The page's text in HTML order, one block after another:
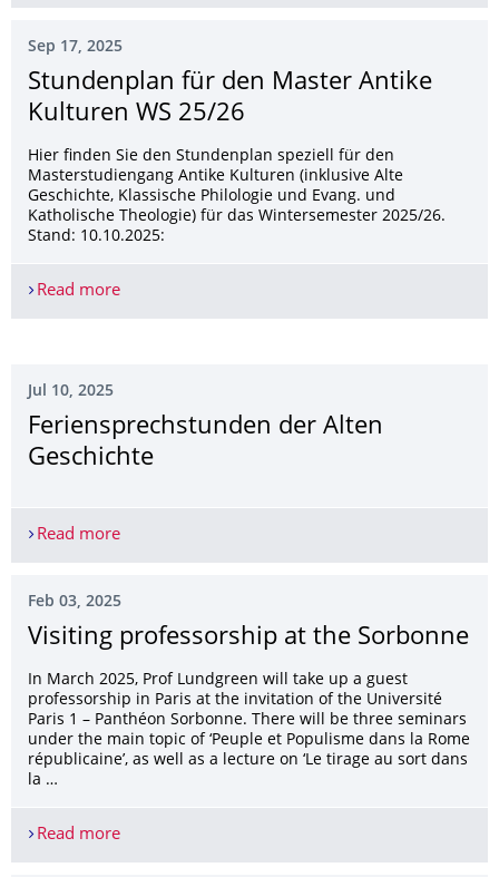
Sep 17, 2025
Stundenplan für den Master Antike
Kulturen WS 25/26
Hier finden Sie den Stundenplan speziell für den
Masterstudiengang Antike Kulturen (inklusive Alte
Geschichte, Klassische Philologie und Evang. und
Katholische Theologie) für das Wintersemester 2025/26.
Stand: 10.10.2025:
Read moreStundenplan für den Master Antike Kulturen WS
Jul 10, 2025
Feriensprechstun­den der Alten
Geschichte
Read moreFeriensprechstunden der Alten Geschichte
Feb 03, 2025
Visiting professorship at the Sorbonne
In March 2025, Prof Lundgreen will take up a guest
professorship in Paris at the invitation of the Université
Paris 1 – Panthéon Sorbonne. There will be three seminars
under the main topic of ‘Peuple et Populisme dans la Rome
républicaine’, as well as a lecture on ‘Le tirage au sort dans
la …
Read moreVisiting professorship at the Sorbonne